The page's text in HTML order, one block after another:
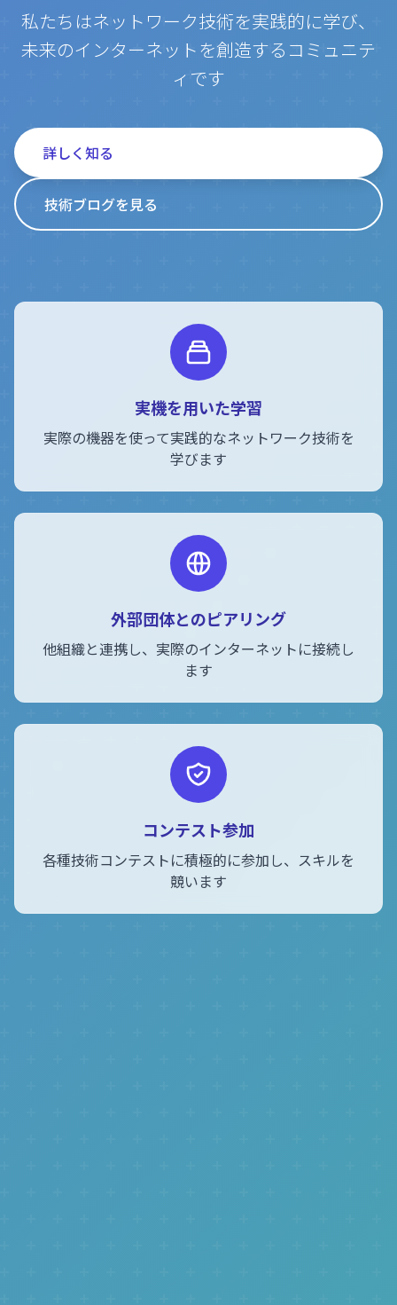
私たちはネットワーク技術を実践的に学び、
未来のインターネットを創造するコミュニテ
ィです
詳しく知る
技術ブログを見る
実機を用いた学習
実際の機器を使って実践的なネットワーク技術を
学びます
外部団体とのピアリング
他組織と連携し、実際のインターネットに接続し
ます
コンテスト参加
各種技術コンテストに積極的に参加し、スキルを
競います